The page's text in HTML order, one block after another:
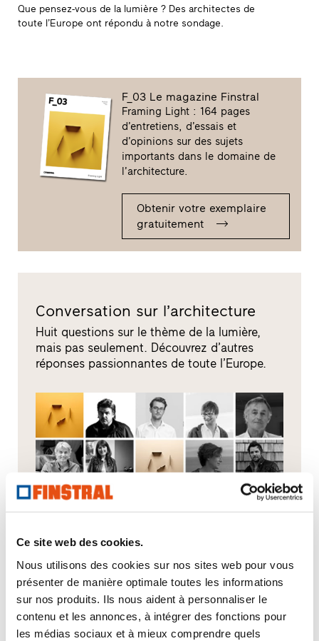
Ce site web des cookies.
Nous utilisons des cookies sur nos sites web pour vous
présenter de manière optimale toutes les informations
sur nos produits. Ils nous aident à personnaliser le
contenu et les annonces, à intégrer des fonctions pour
les médias sociaux et à mieux comprendre quels
Que pensez-vous de la lumière ? Des architectes de
toute l’Europe ont répondu à notre sondage.
F_03 Le magazine Finstral
Framing Light : 164 pages
d’entretiens, d’essais et
d’opinions sur des sujets
importants dans le domaine de
l’architecture.
Obtenir votre exemplaire
gratuitement
Conversation sur l’architecture
Huit questions sur le thème de la lumière,
mais pas seulement. Découvrez d’autres
réponses passionnantes de toute l’Europe.
Framing Light.